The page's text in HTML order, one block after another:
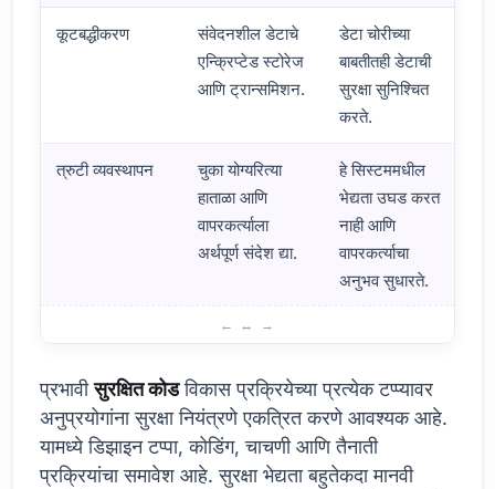
कूटबद्धीकरण
संवेदनशील डेटाचे
एन्क्रिप्टेड स्टोरेज
आणि ट्रान्समिशन.
डेटा चोरीच्या
बाबतीतही डेटाची
सुरक्षा सुनिश्चित
करते.
त्रुटी व्यवस्थापन
चुका योग्यरित्या
हाताळा आणि
वापरकर्त्याला
अर्थपूर्ण संदेश द्या.
हे सिस्टममधील
भेद्यता उघड करत
नाही आणि
वापरकर्त्याचा
अनुभव सुधारते.
प्रभावीसुरक्षित कोडविकास प्रक्रियेच्या प्रत्येक टप्प्यावर
अनुप्रयोगांना सुरक्षा नियंत्रणे एकत्रित करणे आवश्यक आहे.
यामध्ये डिझाइन टप्पा, कोडिंग, चाचणी आणि तैनाती
प्रक्रियांचा समावेश आहे. सुरक्षा भेद्यता बहुतेकदा मानवी